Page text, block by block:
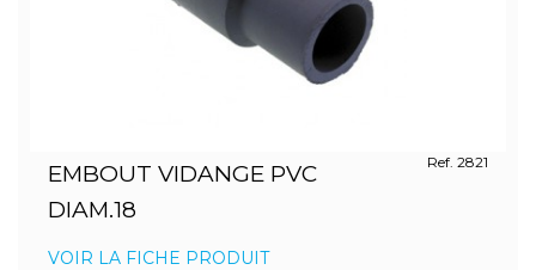
EMBOUT VIDANGE PVC
DIAM.18
Ref. 2821
VOIR LA FICHE PRODUIT